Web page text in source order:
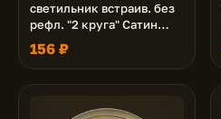
светильник встраив. без
рефл. "2 круга" Сатин
хром 43x115 (к+)
156 ₽